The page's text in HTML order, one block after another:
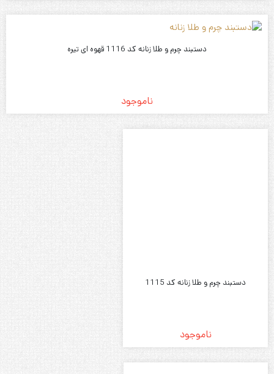
دستبند چرم و طلا زنانه کد 1116 قهوه ای تیره
ناموجود
دستبند چرم و طلا زنانه کد 1115
ناموجود